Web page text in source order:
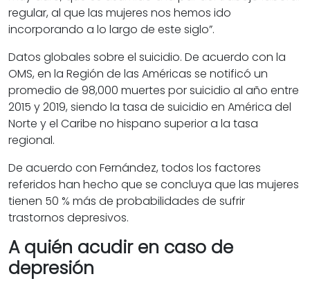
regular, al que las mujeres nos hemos ido
incorporando a lo largo de este siglo”.
Datos globales sobre el suicidio. De acuerdo con la
OMS, en la Región de las Américas se notificó un
promedio de 98,000 muertes por suicidio al año entre
2015 y 2019, siendo la tasa de suicidio en América del
Norte y el Caribe no hispano superior a la tasa
regional.
De acuerdo con Fernández, todos los factores
referidos han hecho que se concluya que las mujeres
tienen 50 % más de probabilidades de sufrir
trastornos depresivos.
A quién acudir en caso de
depresión